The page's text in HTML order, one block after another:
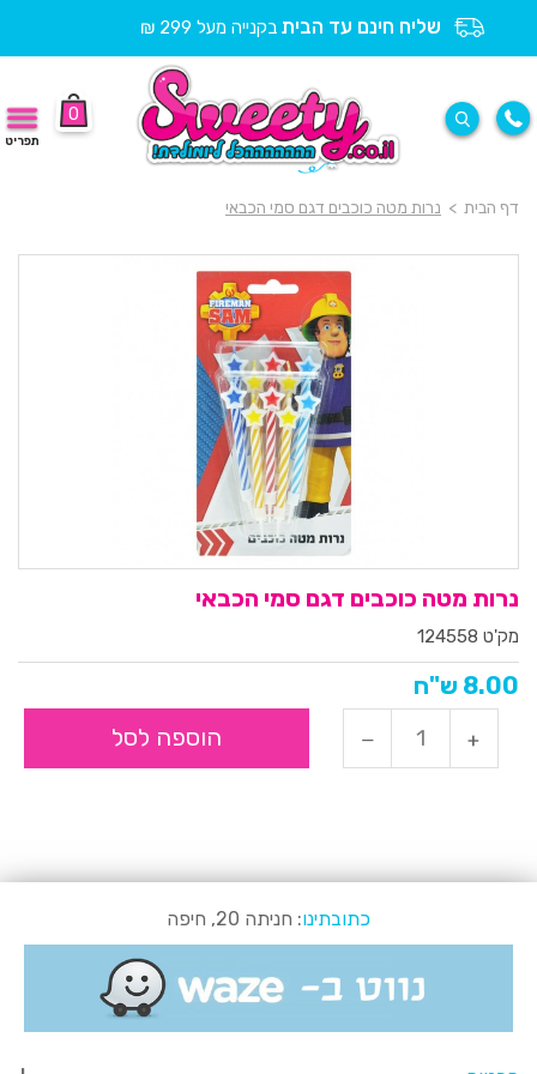
שליח חינם עד הבית בקנייה מעל 299 ₪
0
תפריט
דף הבית > נרות מטה כוכבים דגם סמי הכבאי
נרות מטה כוכבים דגם סמי הכבאי
מק'ט 124558
8.00 ש"ח
הוספה לסל
כתובתינו: חניתה 20, חיפה